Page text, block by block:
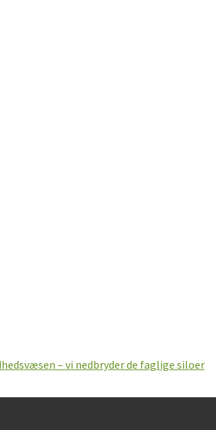
– vi nedbryder de faglige siloer